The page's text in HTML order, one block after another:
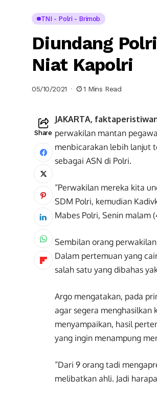
TNI - Polri - Brimob
Diundang
Niat Kapolri
05/10/2021 1 Mins Read
Share
JAKARTA,
perwakilan mantan
menbicarakan lebih lanjut
sebagai ASN di Polri.
“Perwakilan mereka kita
SDM Polri, kemudian
Mabes Polri, Senin malam
Sembilan orang
Dalam pertemuan yang
salah satu yang dibahas
Argo mengatakan, pada
agar segera menghasilkan
menyampaikan, hasil
yang ingin menampung
“Dari 9 orang tadi
melibatkan ahli. Jadi